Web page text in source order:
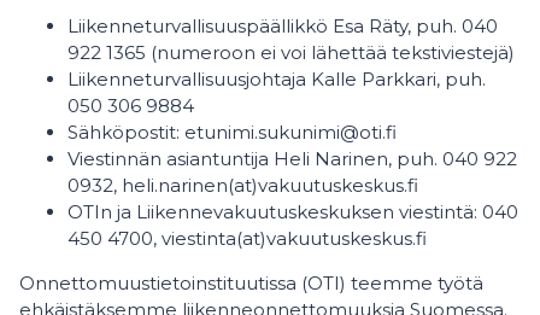
Liikenneturvallisuuspäällikkö Esa Räty, puh. 040
922 1365 (numeroon ei voi lähettää tekstiviestejä)
Liikenneturvallisuusjohtaja Kalle Parkkari, puh.
050 306 9884
Sähköpostit: etunimi.sukunimi@oti.fi
Viestinnän asiantuntija Heli Narinen, puh. 040 922
0932, heli.narinen(at)vakuutuskeskus.fi
OTIn ja Liikennevakuutuskeskuksen viestintä: 040
450 4700, viestinta(at)vakuutuskeskus.fi
Onnettomuustietoinstituutissa (OTI) teemme työtä
ehkäistäksemme liikenneonnettomuuksia Suomessa.